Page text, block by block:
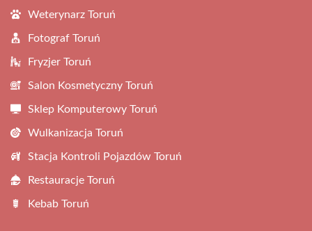
Weterynarz Toruń
Fotograf Toruń
Fryzjer Toruń
Salon Kosmetyczny Toruń
Sklep Komputerowy Toruń
Wulkanizacja Toruń
Stacja Kontroli Pojazdów Toruń
Restauracje Toruń
Kebab Toruń